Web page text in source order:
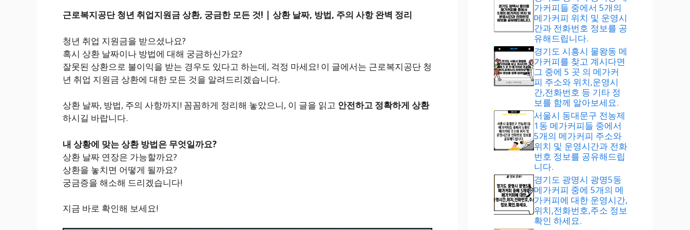
근로복지공단 청년 취업지원금 상환, 궁금한 모든 것! | 상환 날짜, 방법, 주의 사항 완벽 정리
청년 취업 지원금을 받으셨나요?
혹시 상환 날짜이나 방법에 대해 궁금하신가요?
잘못된 상환으로 불이익을 받는 경우도 있다고 하는데, 걱정 마세요! 이 글에서는 근로복지공단 청
년 취업 지원금 상환에 대한 모든 것을 알려드리겠습니다.
상환 날짜, 방법, 주의 사항까지! 꼼꼼하게 정리해 놓았으니, 이 글을 읽고 안전하고 정확하게 상환
하시길 바랍니다.
내 상황에 맞는 상환 방법은 무엇일까요?
상환 날짜 연장은 가능할까요?
상환을 놓치면 어떻게 될까요?
궁금증을 해소해 드리겠습니다!
지금 바로 확인해 보세요!
가커피들 중에서 5개의
메가커피 위치 및 운영시
간과 전화번호 정보를 공
유해드립니다.
경기도 시흥시 물왕동 메
가커피를 찾고 계시다면
그 중에 5 곳 의 메가커
피 주소와 위치,운영시
간,전화번호 등 기타 정
보를 함께 알아보세요.
서울시 동대문구 전농제
1동 메가커피들 중에서
5개의 메가커피 주소와
위치 및 운영시간과 전화
번호 정보를 공유해드립
니다.
경기도 광명시 광명5동
메가커피 중에 5개의 메
가커피에 대한 운영시간,
위치,전화번호,주소 정보
확인 하세요.